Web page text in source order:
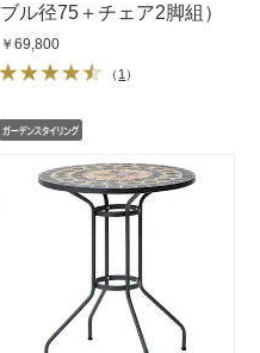
ブル径75＋チェア2脚組）
￥69,800
（ 1 ）